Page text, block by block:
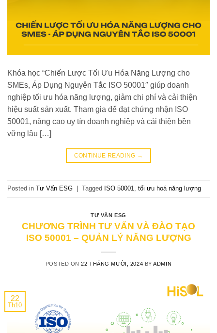
Khóa học “Chiến Lược Tối Ưu Hóa Năng Lượng cho
SMEs, Áp Dụng Nguyên Tắc ISO 50001″ giúp doanh
nghiệp tối ưu hóa năng lượng, giảm chi phí và cải thiện
hiệu suất sản xuất. Tham gia để đạt chứng nhận ISO
50001, nâng cao uy tín doanh nghiệp và cải thiện bền
vững lâu […]
CONTINUE READING →
Posted in Tư Vấn ESG Tagged ISO 50001, tối ưu hoá năng lượng
TƯ VẤN ESG
CHƯƠNG TRÌNH TƯ VẤN VÀ ĐÀO TẠO
ISO 50001 – QUẢN LÝ NĂNG LƯỢNG
POSTED ON22 THÁNG MƯỜI, 2024 BYADMIN
22
Th10